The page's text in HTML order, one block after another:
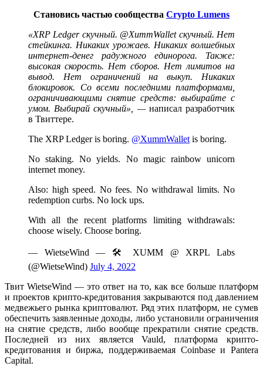
Становись частью сообщества Crypto Lumens
«XRP Ledger скучный. @XummWallet скучный. Нет
стейкинга. Никаких урожаев. Никаких волшебных
интернет-денег радужного единорога. Также:
высокая скорость. Нет сборов. Нет лимитов на
вывод. Нет ограничений на выкуп. Никаких
блокировок. Со всеми последними платформами,
ограничивающими снятие средств: выбирайте с
умом. Выбирай скучный», —написал разработчик
в Твиттере.
The XRP Ledger is boring. @XummWallet is boring.
No staking. No yields. No magic rainbow unicorn
internet money.
Also: high speed. No fees. No withdrawal limits. No
redemption curbs. No lock ups.
With all the recent platforms limiting withdrawals:
choose wisely. Choose boring.
— WietseWind — 🛠 XUMM @ XRPL Labs
(@WietseWind) July 4, 2022
Твит WietseWind — это ответ на то, как все больше платформ
и проектов крипто-кредитования закрываются под давлением
медвежьего рынка криптовалют. Ряд этих платформ, не сумев
обеспечить заявленные доходы, либо установили ограничения
на снятие средств, либо вообще прекратили снятие средств.
Последней из них является Vauld, платформа крипто-
кредитования и биржа, поддерживаемая Coinbase и Pantera
Capital.